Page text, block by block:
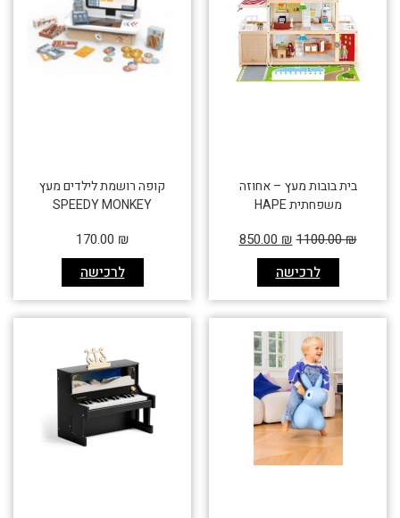
בית בובות מעץ – אחוזה
משפחתית HAPE
לרכישה
1100.00₪
850.00 ₪
קופה רושמת לילדים מעץ
SPEEDY MONKEY
לרכישה
170.00 ₪